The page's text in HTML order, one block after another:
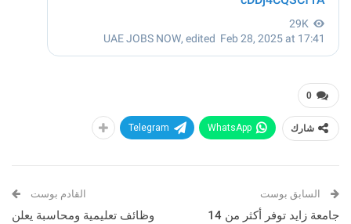
0
شارك WhatsApp
Telegram
السابق بوست
جامعة زايد توفر أكثر من 14
القادم بوست
وظائف تعليمية ومحاسبة يعلن